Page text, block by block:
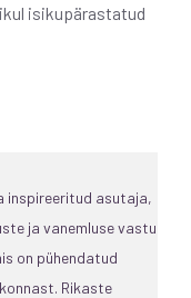
isikupärastatud
inspireeritud asutaja,
ja vanemluse vastu
on pühendatud
Rikaste